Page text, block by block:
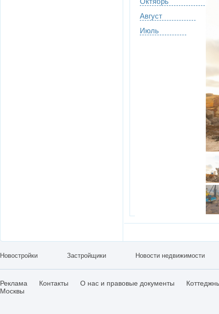
Август
Июль
Новостройки Застройщики Новости недвижимости
Реклама Контакты О нас и правовые документы
Москвы